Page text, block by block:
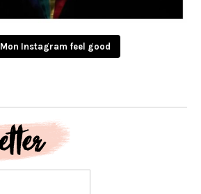
Mon Instagram feel good